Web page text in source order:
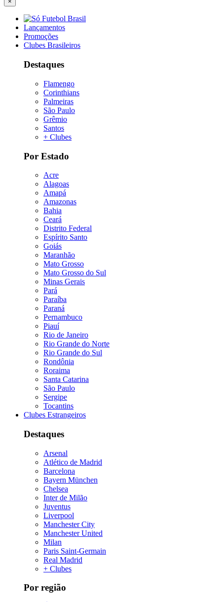
Lançamentos
Promoções
Clubes Brasileiros
Destaques
Flamengo
Corinthians
Palmeiras
São Paulo
Grêmio
Santos
+ Clubes
Por Estado
Acre
Alagoas
Amapá
Amazonas
Bahia
Ceará
Distrito Federal
Espírito Santo
Goiás
Maranhão
Mato Grosso
Mato Grosso do Sul
Minas Gerais
Pará
Paraíba
Paraná
Pernambuco
Piauí
Rio de Janeiro
Rio Grande do Norte
Rio Grande do Sul
Rondônia
Roraima
Santa Catarina
São Paulo
Sergipe
Tocantins
Clubes Estrangeiros
Destaques
Arsenal
Atlético de Madrid
Barcelona
Bayern München
Chelsea
Inter de Milão
Juventus
Liverpool
Manchester City
Manchester United
Milan
Paris Saint-Germain
Real Madrid
+ Clubes
Por região